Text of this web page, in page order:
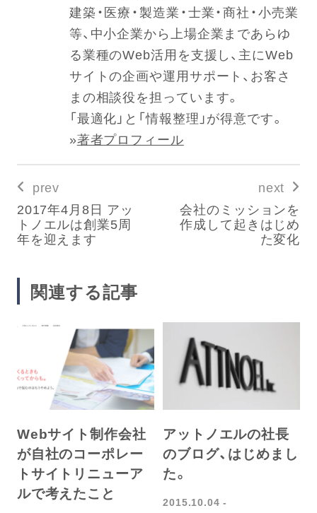
建築・医療・製造業・士業・商社・小売業
等、中小企業から上場企業まであらゆ
る業種のWeb活用を支援し、主にWeb
サイトの企画や運用サポート、お客さ
まの相談役を担っています。
「最適化」と「情報整理」が得意です。
»著者プロフィール
prev
2017年4月8日 アッ
トノエルは創業5周
年を迎えます
next
会社のミッションを
作成して起きはじめ
た変化
関連する記事
Webサイト制作会社
が自社のコーポレー
トサイトリニューア
ルで考えたこと
アットノエルの社長
のブログ、はじめまし
た。
2015.10.04